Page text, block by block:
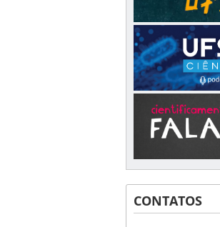
CONTATOS